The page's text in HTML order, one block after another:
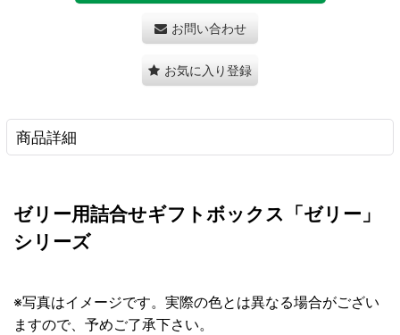
お問い合わせ
お気に入り登録
商品詳細
ゼリー用詰合せギフトボックス「ゼリー」
シリーズ
※写真はイメージです。実際の色とは異なる場合がござい
ますので、予めご了承下さい。